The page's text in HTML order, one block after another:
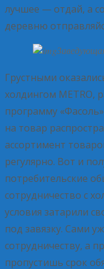
лучшее — отдай, а
деревню
Грустными
холдингом METRO,
программу
на товар
ассортимент
регулярно. Вот и
потребительские
сотрудничество с
условия затарили
под завязку. Сами
сотрудничеству, а
пропустишь срок